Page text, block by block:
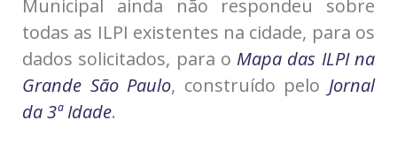
Municipal ainda não respondeu sobre
todas as ILPI existentes na cidade, para os
dados solicitados, para o Mapa das ILPI na
Grande São Paulo, construído pelo Jornal
da 3ª Idade.